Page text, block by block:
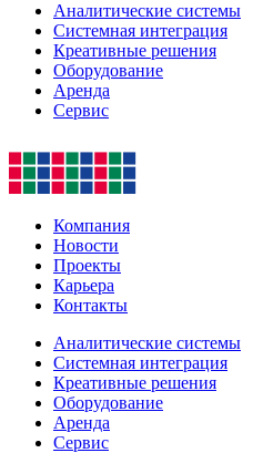
Аналитические системы
Системная интеграция
Креативные решения
Оборудование
Аренда
Сервис
Компания
Новости
Проекты
Карьера
Контакты
Аналитические системы
Системная интеграция
Креативные решения
Оборудование
Аренда
Сервис